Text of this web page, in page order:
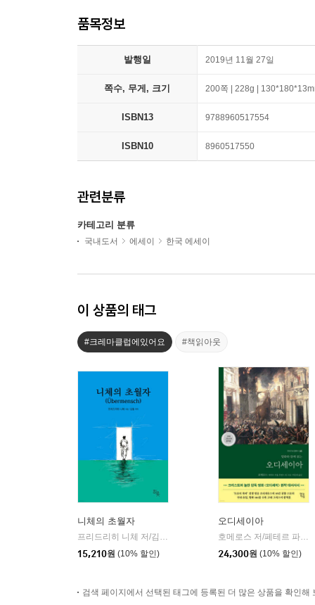
품목정보
발행일 2019년 11월 27일
쪽수, 무게, 크기 200쪽 | 228g |
ISBN13 9788960517554
ISBN10 8960517550
관련분류
카테고리 분류
국내도서 에세이 한국 에세이
이 상품의 태그
#크레마클럽에있어요 #책읽아웃
니체의 초월자
프리드리히 니체 저/김철 편역
15,210원 (10% 할인)
오디세이아
호메로스 저/페테르 파울 루벤스 그림/박문재 역
24,300원 (10% 할인)
검색 페이지에서 선택된 태그에 등록된 더 많은 상품을 확인해